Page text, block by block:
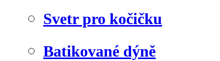
Svetr pro kočičku
Batikované dýně